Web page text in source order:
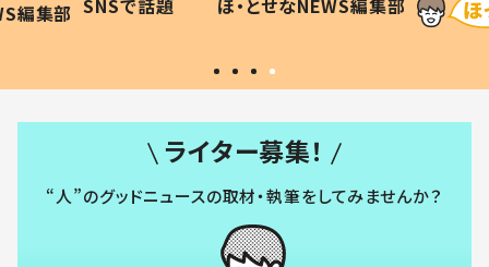
編集部 #令和の子
SNSで話題 ほ・とせなNEWS編集部
い」
ライター募集！
“人”のグッドニュースの取材・執筆をしてみませんか？